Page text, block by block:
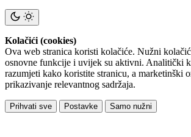
Kolačići (cookies)
Ova web stranica koristi kolačiće. Nužni
osnovne funkcije i uvijek su aktivni. Analitički
razumjeti kako koristite stranicu, a marketinški
prikazivanje relevantnog sadržaja.
Prihvati sve Postavke Samo nužni